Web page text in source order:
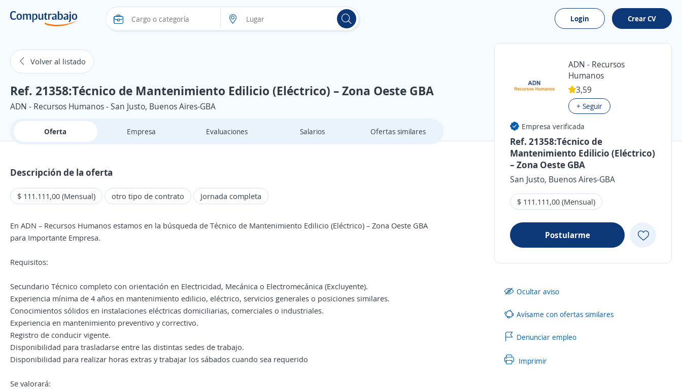
Login Crear CV
Volver al listado
Ref. 21358:Técnico de Mantenimiento Edilicio (Eléctrico) – Zona Oeste GBA
ADN - Recursos Humanos - San Justo, Buenos Aires-GBA
Oferta Empresa Evaluaciones Salarios Ofertas similares
Descripción de la oferta
$ 111.111,00 (Mensual) otro tipo de contrato Jornada completa
En ADN – Recursos Humanos estamos en la búsqueda de Técnico de Mantenimiento Edilicio (Eléctrico) – Zona Oeste GBA
para Importante Empresa.
Requisitos:
Secundario Técnico completo con orientación en Electricidad, Mecánica o Electromecánica (Excluyente).
Experiencia mínima de 4 años en mantenimiento edilicio, eléctrico, servicios generales o posiciones similares.
Conocimientos sólidos en instalaciones eléctricas domiciliarias, comerciales o industriales.
Experiencia en mantenimiento preventivo y correctivo.
Registro de conducir vigente.
Disponibilidad para trasladarse entre las distintas sedes de trabajo.
Disponibilidad para realizar horas extras y trabajar los sábados cuando sea requerido
Se valorará:
ADN - Recursos
Humanos
3,59
+ Seguir
Empresa verificada
Ref. 21358:Técnico de
Mantenimiento Edilicio (Eléctrico)
– Zona Oeste GBA
San Justo, Buenos Aires-GBA
$ 111.111,00 (Mensual)
Postularme
Ocultar aviso
Avísame con ofertas similares
Denunciar empleo
Imprimir